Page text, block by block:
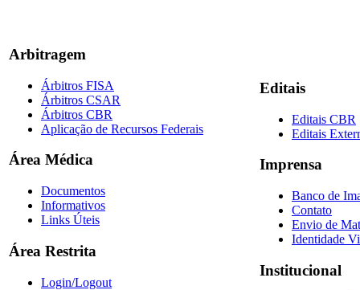
Arbitragem
Árbitros FISA
Árbitros CSAR
Árbitros CBR
Aplicação de Recursos Federais
Área Médica
Documentos
Informativos
Links Úteis
Área Restrita
Login/Logout
Editais
Editais CBR
Editais
Imprensa
Banco de
Contato
Envio de
Identidade
Institucional